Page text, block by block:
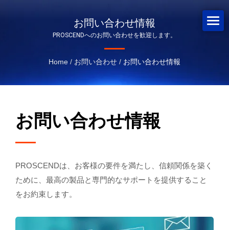
お問い合わせ情報
PROSCENDへのお問い合わせを歓迎します。
Home / お問い合わせ / お問い合わせ情報
お問い合わせ情報
PROSCENDは、お客様の要件を満たし、信頼関係を築く
ために、最高の製品と専門的なサポートを提供すること
をお約束します。